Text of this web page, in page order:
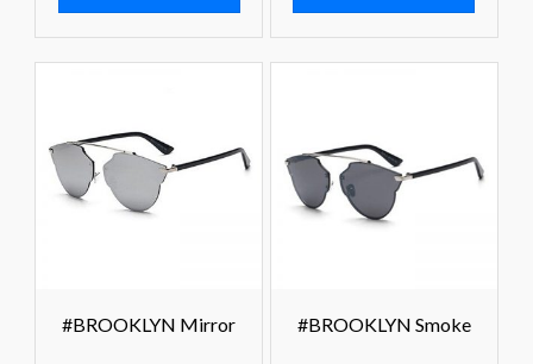
#BROOKLYN Mirror #BROOKLYN Smoke